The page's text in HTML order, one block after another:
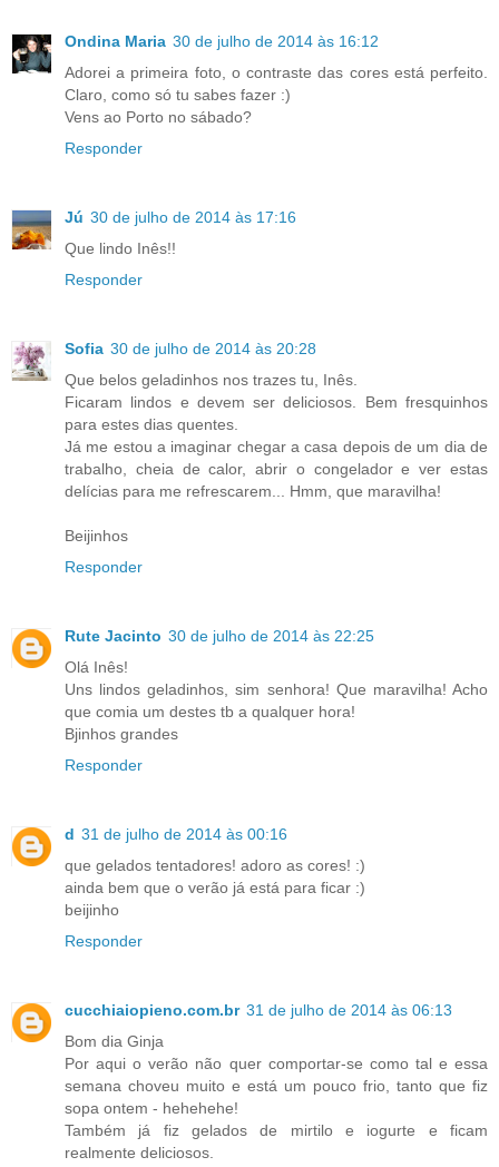
Ondina Maria 30 de julho de 2014 às 16:12
Adorei a primeira foto, o contraste das cores está perfeito.
Claro, como só tu sabes fazer :)
Vens ao Porto no sábado?
Responder
Jú 30 de julho de 2014 às 17:16
Que lindo Inês!!
Responder
Sofia 30 de julho de 2014 às 20:28
Que belos geladinhos nos trazes tu, Inês.
Ficaram lindos e devem ser deliciosos. Bem fresquinhos
para estes dias quentes.
Já me estou a imaginar chegar a casa depois de um dia de
trabalho, cheia de calor, abrir o congelador e ver estas
delícias para me refrescarem... Hmm, que maravilha!
Beijinhos
Responder
Rute Jacinto 30 de julho de 2014 às 22:25
Olá Inês!
Uns lindos geladinhos, sim senhora! Que maravilha! Acho
que comia um destes tb a qualquer hora!
Bjinhos grandes
Responder
d 31 de julho de 2014 às 00:16
que gelados tentadores! adoro as cores! :)
ainda bem que o verão já está para ficar :)
beijinho
Responder
cucchiaiopieno.com.br 31 de julho de 2014 às 06:13
Bom dia Ginja
Por aqui o verão não quer comportar-se como tal e essa
semana choveu muito e está um pouco frio, tanto que fiz
sopa ontem - hehehehe!
Também já fiz gelados de mirtilo e iogurte e ficam
realmente deliciosos.